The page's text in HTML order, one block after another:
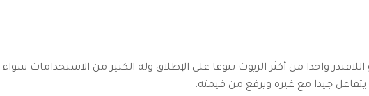
اللافندر واحدا من أكثر الزيوت تنوعا على الإطلاق وله الكثير من الاستخدامات
يتفاعل جيدا مع غيره ويرفع من قيمته.